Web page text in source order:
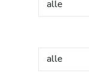
alle
alle